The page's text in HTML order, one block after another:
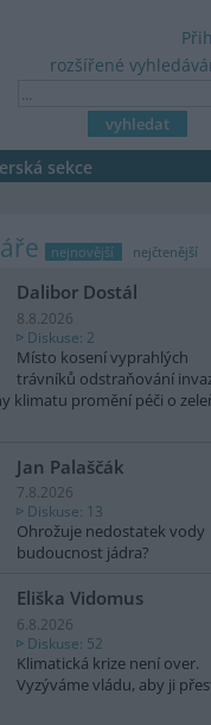
rozšířené
sekce
nejnovější nejčtenější
Dalibor Dostál
8.8.2026
Diskuse: 2
Místo kosení vyprahlých
trávníků odstraňování
klimatu promění péči o
Jan Palaščák
7.8.2026
Diskuse: 13
Ohrožuje nedostatek vody
budoucnost jádra?
Eliška Vidomus
6.8.2026
Diskuse: 52
Klimatická krize není over.
Vyzýváme vládu, aby ji